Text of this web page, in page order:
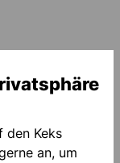
den Keks
an, um